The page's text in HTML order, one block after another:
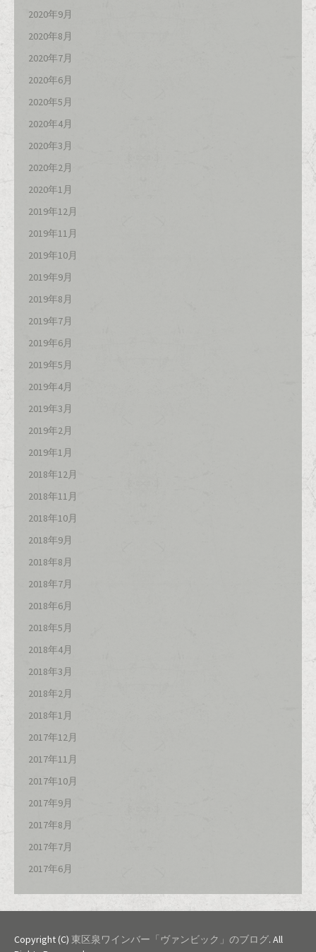
2020年9月
2020年8月
2020年7月
2020年6月
2020年5月
2020年4月
2020年3月
2020年2月
2020年1月
2019年12月
2019年11月
2019年10月
2019年9月
2019年8月
2019年7月
2019年6月
2019年5月
2019年4月
2019年3月
2019年2月
2019年1月
2018年12月
2018年11月
2018年10月
2018年9月
2018年8月
2018年7月
2018年6月
2018年5月
2018年4月
2018年3月
2018年2月
2018年1月
2017年12月
2017年11月
2017年10月
2017年9月
2017年8月
2017年7月
2017年6月
Copyright (C) 東区泉ワインバー「ヴァンビック」のブログ. All